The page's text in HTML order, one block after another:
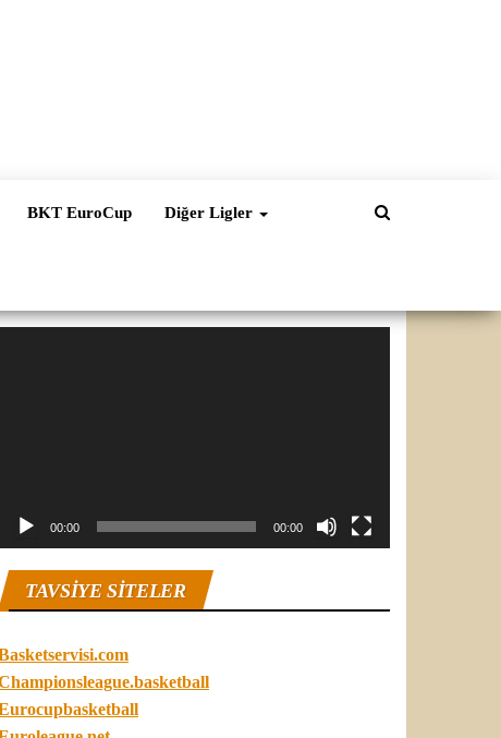
BKT EuroCup Diğer Ligler
00:00 00:00
TAVSIYE SITELER